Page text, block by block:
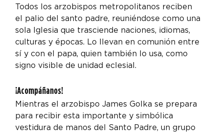
Todos los arzobispos metropolitanos reciben
el palio del santo padre, reuniéndose como una
sola Iglesia que trasciende naciones, idiomas,
culturas y épocas. Lo llevan en comunión entre
sí y con el papa, quien también lo usa, como
signo visible de unidad eclesial.
¡Acompáñanos!
Mientras el arzobispo James Golka se prepara
para recibir esta importante y simbólica
vestidura de manos del Santo Padre, un grupo